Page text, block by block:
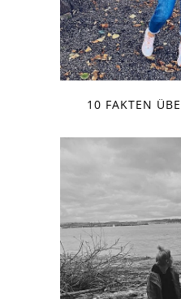
10 FAKTEN